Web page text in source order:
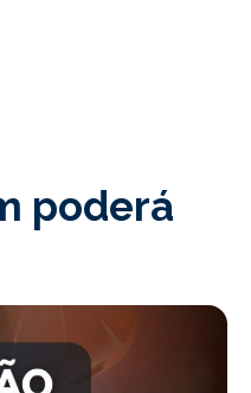
poderá